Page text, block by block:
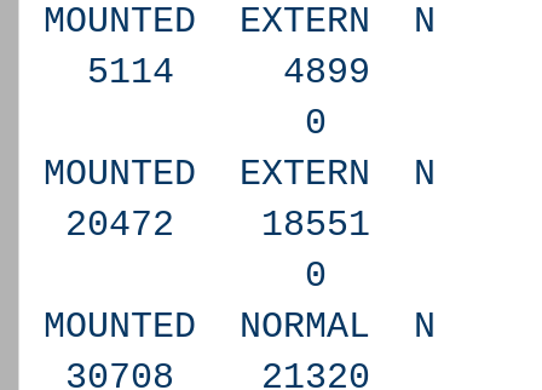
MOUNTED
5114
0 N
MOUNTED
20472
0 N
MOUNTED
30708